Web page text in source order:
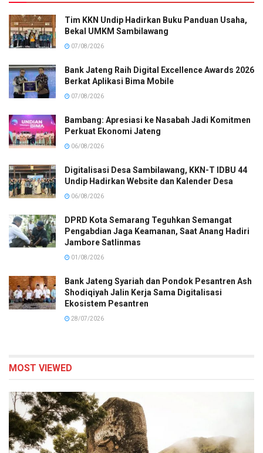
Tim KKN Undip Hadirkan Buku Panduan Usaha,
Bekal UMKM Sambilawang
07/08/2026
Bank Jateng Raih Digital Excellence Awards 2026
Berkat Aplikasi Bima Mobile
07/08/2026
Bambang: Apresiasi ke Nasabah Jadi Komitmen
Perkuat Ekonomi Jateng
06/08/2026
Digitalisasi Desa Sambilawang, KKN-T IDBU 44
Undip Hadirkan Website dan Kalender Desa
06/08/2026
DPRD Kota Semarang Teguhkan Semangat
Pengabdian Jaga Keamanan, Saat Anang Hadiri
Jambore Satlinmas
01/08/2026
Bank Jateng Syariah dan Pondok Pesantren Ash
Shodiqiyah Jalin Kerja Sama Digitalisasi
Ekosistem Pesantren
28/07/2026
MOST VIEWED